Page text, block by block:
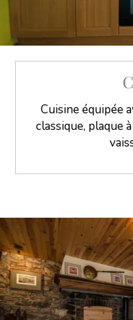
Cuisine équipée
classique, plaque